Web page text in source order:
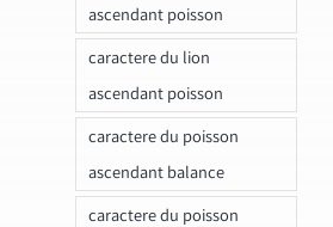
ascendant poisson
caractere du lion
ascendant poisson
caractere du poisson
ascendant balance
caractere du poisson